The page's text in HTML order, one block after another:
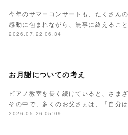
今年のサマーコンサートも、たくさんの
感動に包まれながら、無事に終えるこ
2026.07.22 06:34
お月謝についての考え
ピアノ教室を長く続けていると、さま
その中で、多くのお父さまは、「自分
2026.05.26 05:09